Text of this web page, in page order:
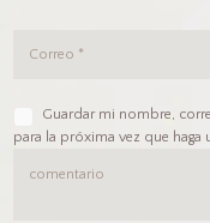
Guardar mi nombre,
para la próxima vez que haga